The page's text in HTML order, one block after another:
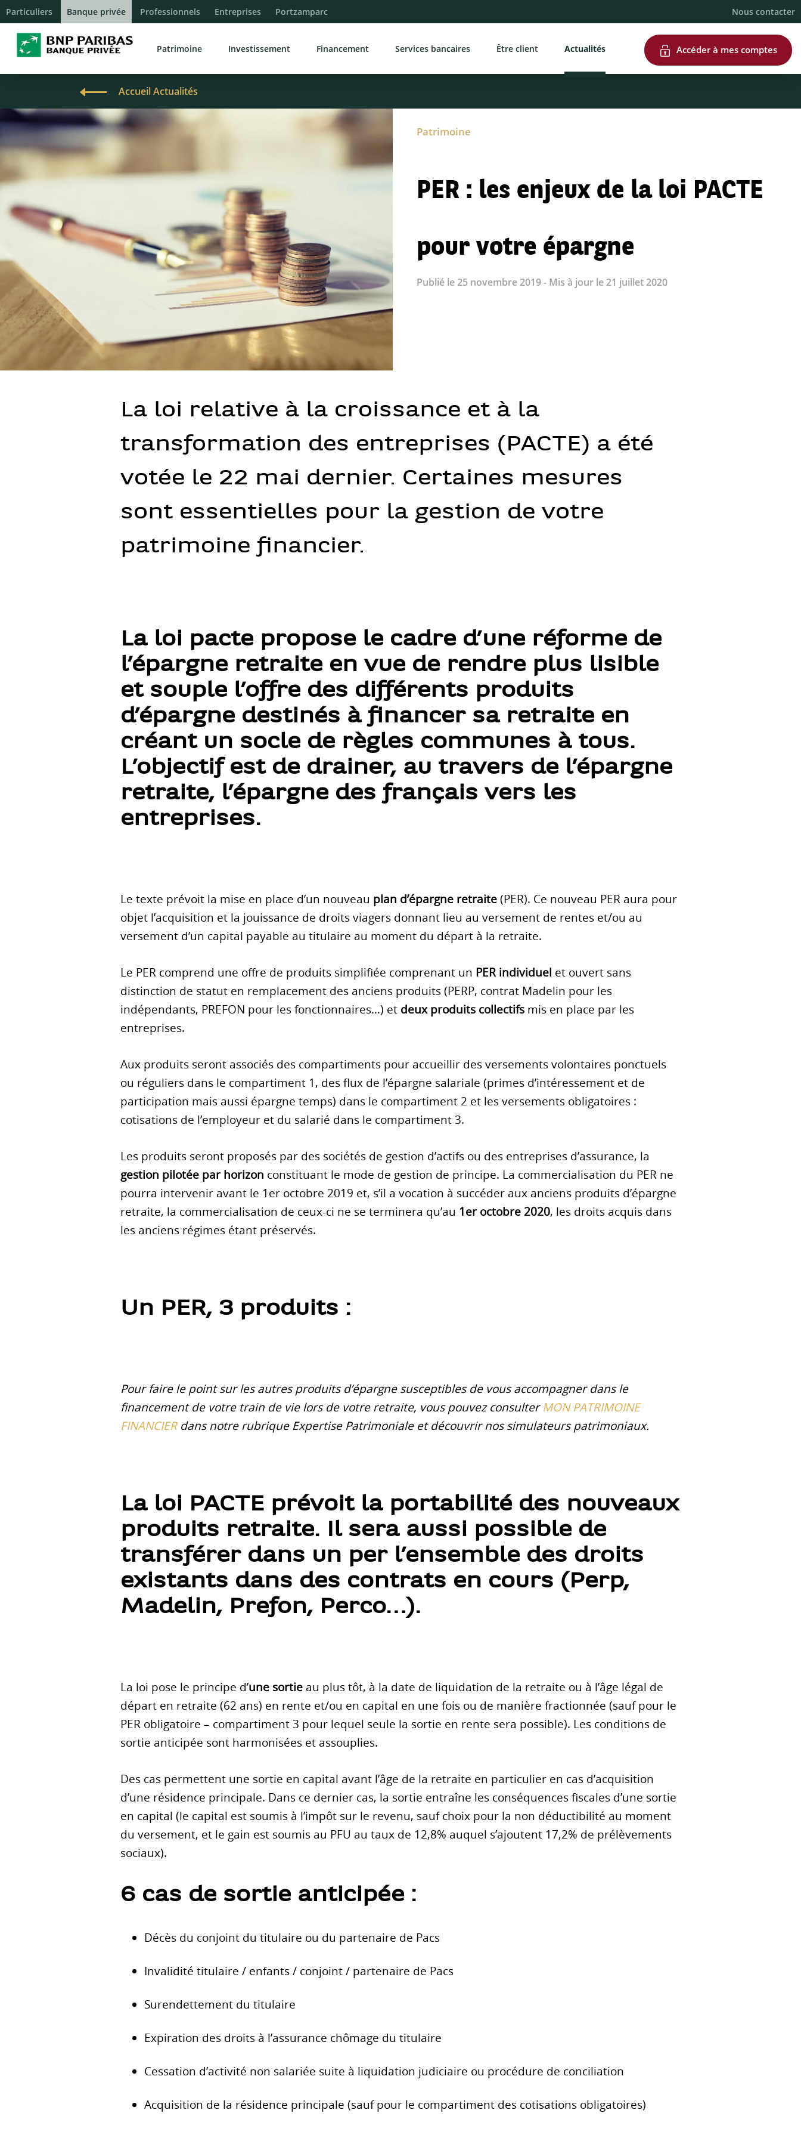
Particuliers Banque privée Professionnels Entreprises Portzamparc Nous contacter
Patrimoine Investissement Financement Services bancaires Être client Actualités Accéder à mes comptes
Accueil Actualités
Patrimoine
PER : les enjeux de la loi PACTE
pour votre épargne
Publié le 25 novembre 2019 - Mis à jour le 21 juillet 2020
La loi relative à la croissance et à la
transformation des entreprises (PACTE) a été
votée le 22 mai dernier. Certaines mesures
sont essentielles pour la gestion de votre
patrimoine financier.
La loi pacte propose le cadre d’une réforme de
l’épargne retraite en vue de rendre plus lisible
et souple l’offre des différents produits
d’épargne destinés à financer sa retraite en
créant un socle de règles communes à tous.
L’objectif est de drainer, au travers de l’épargne
retraite, l’épargne des français vers les
entreprises.
Le texte prévoit la mise en place d’un nouveau plan d’épargne retraite(PER). Ce nouveau PER aura pour
objet l’acquisition et la jouissance de droits viagers donnant lieu au versement de rentes et/ou au
versement d’un capital payable au titulaire au moment du départ à la retraite.
Le PER comprend une offre de produits simplifiée comprenant un PER individuel et ouvert sans
distinction de statut en remplacement des anciens produits (PERP, contrat Madelin pour les
indépendants, PREFON pour les fonctionnaires…) et deux produits collectifsmis en place par les
entreprises.
Aux produits seront associés des compartiments pour accueillir des versements volontaires ponctuels
ou réguliers dans le compartiment 1, des flux de l’épargne salariale (primes d’intéressement et de
participation mais aussi épargne temps) dans le compartiment 2 et les versements obligatoires :
cotisations de l’employeur et du salarié dans le compartiment 3.
Les produits seront proposés par des sociétés de gestion d’actifs ou des entreprises d’assurance, la
gestion pilotée par horizon constituant le mode de gestion de principe. La commercialisation du PER ne
pourra intervenir avant le 1er octobre 2019 et, s’il a vocation à succéder aux anciens produits d’épargne
retraite, la commercialisation de ceux-ci ne se terminera qu’au 1er octobre 2020, les droits acquis dans
les anciens régimes étant préservés.
Un PER, 3 produits :
Pour faire le point sur les autres produits d’épargne susceptibles de vous accompagner dans le
financement de votre train de vie lors de votre retraite, vous pouvez consulterMON PATRIMOINE
FINANCIERdans notre rubrique Expertise Patrimoniale et découvrir nos simulateurs patrimoniaux.
La loi PACTE prévoit la portabilité des nouveaux
produits retraite. Il sera aussi possible de
transférer dans un per l’ensemble des droits
existants dans des contrats en cours (Perp,
Madelin, Prefon, Perco…).
La loi pose le principe d’une sortieau plus tôt, à la date de liquidation de la retraite ou à l’âge légal de
départ en retraite (62 ans) en rente et/ou en capital en une fois ou de manière fractionnée (sauf pour le
PER obligatoire – compartiment 3 pour lequel seule la sortie en rente sera possible). Les conditions de
sortie anticipée sont harmonisées et assouplies.
Des cas permettent une sortie en capital avant l’âge de la retraite en particulier en cas d’acquisition
d’une résidence principale. Dans ce dernier cas, la sortie entraîne les conséquences fiscales d’une sortie
en capital (le capital est soumis à l’impôt sur le revenu, sauf choix pour la non déductibilité au moment
du versement, et le gain est soumis au PFU au taux de 12,8% auquel s’ajoutent 17,2% de prélèvements
sociaux).
6 cas de sortie anticipée :
Décès du conjoint du titulaire ou du partenaire de Pacs
Invalidité titulaire / enfants / conjoint / partenaire de Pacs
Surendettement du titulaire
Expiration des droits à l’assurance chômage du titulaire
Cessation d’activité non salariée suite à liquidation judiciaire ou procédure de conciliation
Acquisition de la résidence principale (sauf pour le compartiment des cotisations obligatoires)